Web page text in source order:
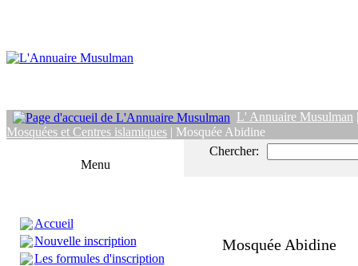
L' Annuaire Musulman
Mosquées et Centres islamiques | Mosquée Abidine
Menu
Accueil
Nouvelle inscription
Les formules d'inscription
Chercher:
Mosquée Abidine